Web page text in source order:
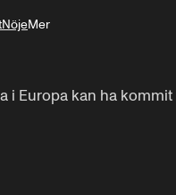
NöjeMer
i Europa kan ha